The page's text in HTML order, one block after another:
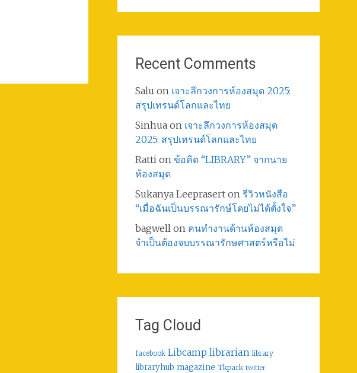
Recent Comments
Salu on เจาะลึกวงการห้องสมุด 2025:
สรุปเทรนด์โลกและไทย
Sinhuaon เจาะลึกวงการห้องสมุด
2025: สรุปเทรนด์โลกและไทย
Rattion ข้อคิด “LIBRARY” จากนาย
ห้องสมุด
Sukanya Leepraserton รีวิวหนังสือ
“เมื่อฉันเป็นบรรณารักษ์โดยไม่ได้ตั้งใจ”
bagwellon คนทำงานด้านห้องสมุด
จำเป็นต้องจบบรรณารักษศาสตร์หรือไม่
Tag Cloud
facebook Libcamp librarian library
libraryhub magazine Tkpark twitter